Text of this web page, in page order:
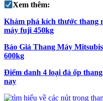
Xem thêm:
Khám phá kích thước thang
máy fuji 450kg
Báo Giá Thang Máy
600kg
Điểm danh 4 loại đá ốp
nay